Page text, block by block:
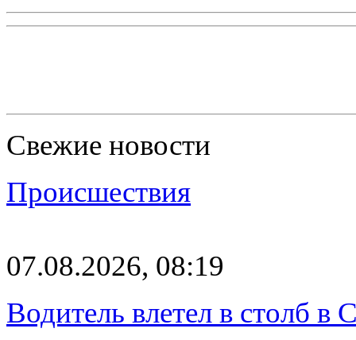
Свежие новости
Происшествия
07.08.2026, 08:19
Водитель влетел в столб в